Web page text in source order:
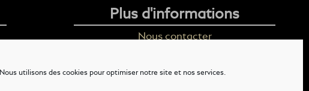
Nous utilisons des cookies pour optimiser notre site et nos services.
Plus d'informations
Nous contacter
Mention légales